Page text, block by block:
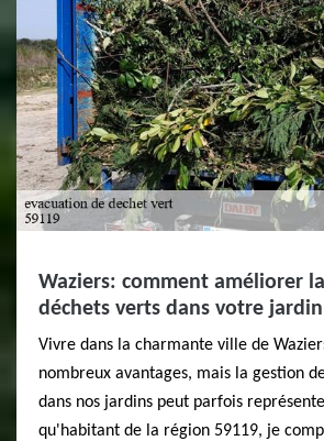
Waziers: comment améliorer
déchets verts dans votre jardin
Vivre dans la charmante ville de
nombreux avantages, mais la gestion
dans nos jardins peut parfois
qu'habitant de la région 59119, je